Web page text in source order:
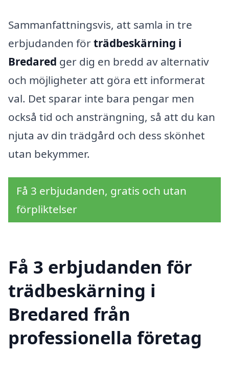
Sammanfattningsvis, att samla in tre
erbjudanden förträdbeskärning i
Bredared ger dig en bredd av alternativ
och möjligheter att göra ett informerat
val. Det sparar inte bara pengar men
också tid och ansträngning, så att du kan
njuta av din trädgård och dess skönhet
utan bekymmer.
Få 3 erbjudanden, gratis och utan
förpliktelser
Få 3 erbjudanden för
trädbeskärning i
Bredared från
professionella företag